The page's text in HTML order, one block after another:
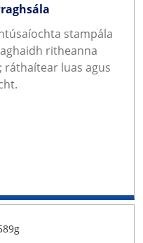
stampála
ritheanna
ráthaítear luas agus